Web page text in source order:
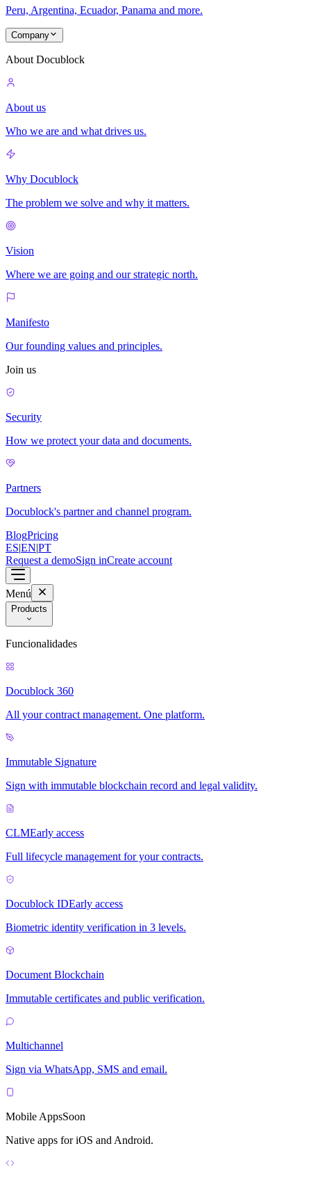
Peru, Argentina, Ecuador, Panama and more.
Company
About Docublock
About us
Who we are and what drives us.
Why Docublock
The problem we solve and why it matters.
Vision
Where we are going and our strategic north.
Manifesto
Our founding values and principles.
Join us
Security
How we protect your data and documents.
Partners
Docublock's partner and channel program.
BlogPricing
ES|EN|PT
Request a demoSign inCreate account
Menú
Products
Funcionalidades
Docublock 360
All your contract management. One platform.
Immutable Signature
Sign with immutable blockchain record and legal validity.
CLMEarly access
Full lifecycle management for your contracts.
Docublock IDEarly access
Biometric identity verification in 3 levels.
Document Blockchain
Immutable certificates and public verification.
Multichannel
Sign via WhatsApp, SMS and email.
Mobile AppsSoon
Native apps for iOS and Android.